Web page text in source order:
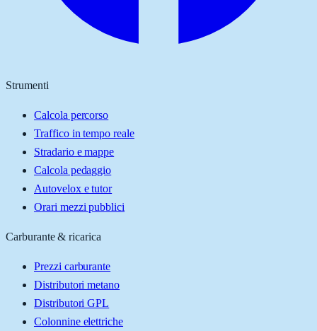
Strumenti
Calcola percorso
Traffico in tempo reale
Stradario e mappe
Calcola pedaggio
Autovelox e tutor
Orari mezzi pubblici
Carburante & ricarica
Prezzi carburante
Distributori metano
Distributori GPL
Colonnine elettriche